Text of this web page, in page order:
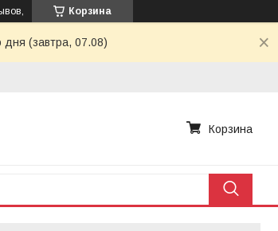
Корзина
дня (завтра, 07.08)
Корзина